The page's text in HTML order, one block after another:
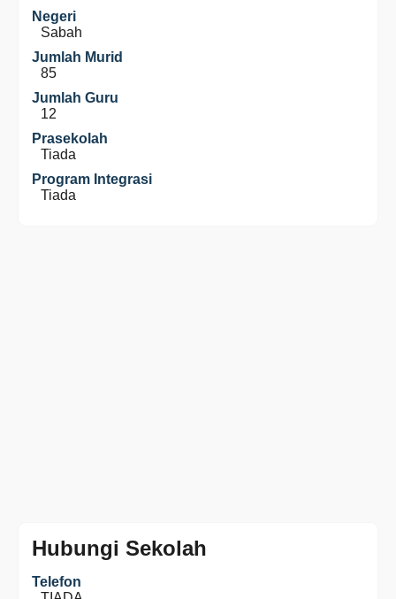
Negeri
Sabah
Jumlah Murid
85
Jumlah Guru
12
Prasekolah
Tiada
Program Integrasi
Tiada
Hubungi Sekolah
Telefon